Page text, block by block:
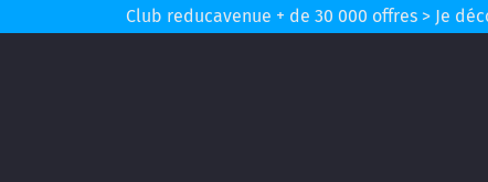
Club reducavenue + de 30 000 offres > Je